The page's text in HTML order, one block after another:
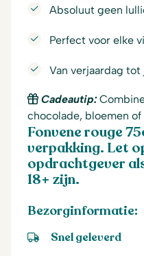
Absoluut geen
Perfect voor elke
Van verjaardag
Cadeautip:
chocolade, bloemen of
Fonvene rouge
verpakking. Let
opdrachtgever
18+ zijn.
Bezorginformatie:
Snel geleverd